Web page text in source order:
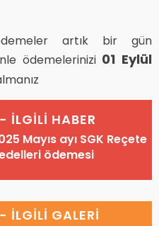
artık bir gün
ödemelerinizi 01 Eylül
İLGİLİ HABER
Mayıs ayı SGK Reçete
ödemesi
İLGİLİ GALERİ